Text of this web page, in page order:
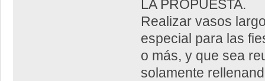
LA PROPUESTA.
Realizar vasos
especial para las
o más, y que sea
solamente